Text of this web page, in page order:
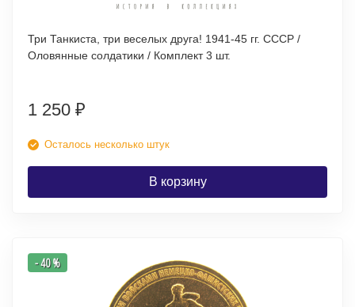
Три Танкиста, три веселых друга! 1941-45 гг. СССР /
Оловянные солдатики / Комплект 3 шт.
1 250 ₽
Осталось несколько штук
В корзину
- 40 %